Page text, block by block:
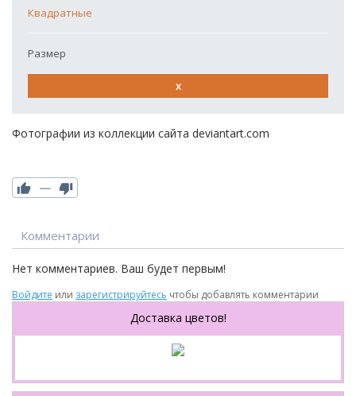
Квадратные
Размер
x
Фотографии из коллекции сайта deviantart.com
—
Комментарии
Нет комментариев. Ваш будет первым!
Войдите или зарегистрируйтесь чтобы добавлять комментарии
Доставка цветов!